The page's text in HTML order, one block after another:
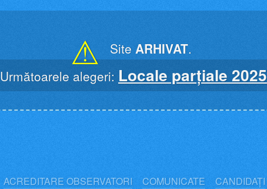
⚠ Site ARHIVAT.
Următoarele alegeri: Locale parțiale 2025
ACREDITARE OBSERVATORI COMUNICATE CANDIDAȚI